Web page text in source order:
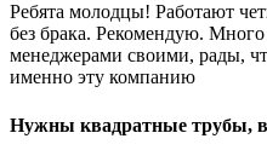
Ребята молодцы! Работают
без брака. Рекомендую.
менеджерами своими, рады,
именно эту компанию
Нужны квадратные трубы,